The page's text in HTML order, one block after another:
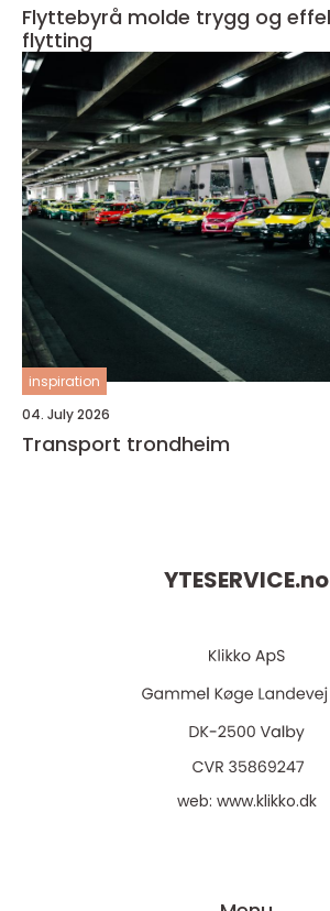
Flyttebyrå molde trygg og effektiv hjelp til
flytting
inspiration
04. July 2026
Transport trondheim
YTESERVICE.no
web: www.klikko.dk